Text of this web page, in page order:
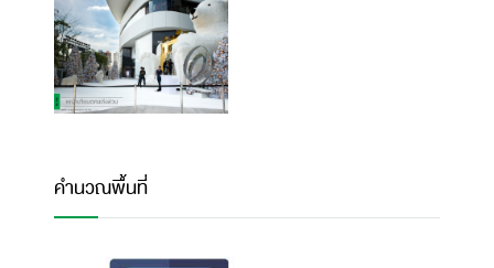
คำนวณพื้นที่